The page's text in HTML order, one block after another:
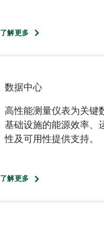
了解更多
数据中心
高性能测量仪表为关键
基础设施的能源效率、
性及可用性提供支持。
了解更多